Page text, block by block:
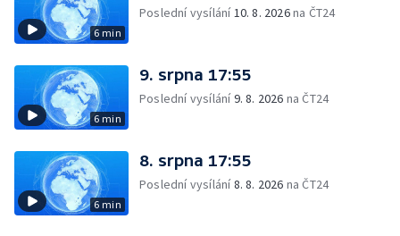
6 min
Poslední vysílání10. 8. 2026na ČT24
6 min
9. srpna 17:55
Poslední vysílání9. 8. 2026 na ČT24
6 min
8. srpna 17:55
Poslední vysílání8. 8. 2026 na ČT24